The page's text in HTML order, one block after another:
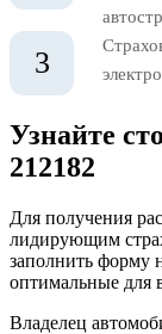
3
Узнайте
212182
Для получения
лидирующим
заполнить форму
оптимальные для
Владелец